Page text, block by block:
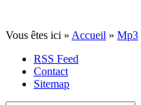
Vous êtes ici » Accueil » Mp3
RSS Feed
Contact
Sitemap